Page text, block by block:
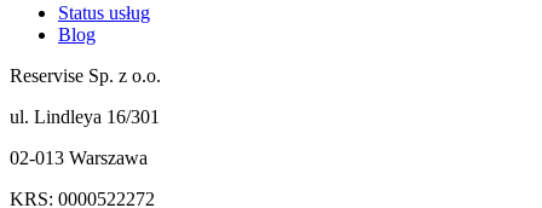
Status usług
Blog
Reservise Sp. z o.o.
ul. Lindleya 16/301
02-013 Warszawa
KRS: 0000522272